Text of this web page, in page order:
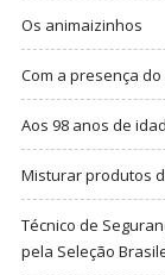
Os animaizinhos
Com a presença
Aos 98 anos de
Misturar produtos
Técnico de
pela Seleção